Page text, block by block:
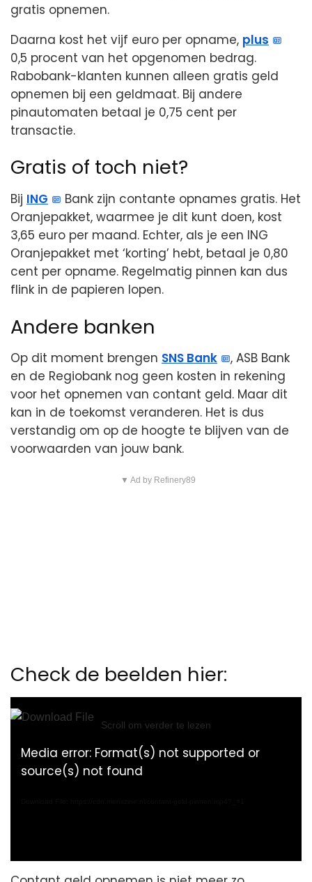
gratis opnemen.
Daarna kost het vijf euro per opname, plus
0,5 procent van het opgenomen bedrag.
Rabobank-klanten kunnen alleen gratis geld
opnemen bij een geldmaat. Bij andere
pinautomaten betaal je 0,75 cent per
transactie.
Gratis of toch niet?
Bij ING
Bank zijn contante opnames gratis. Het
Oranjepakket, waarmee je dit kunt doen, kost
3,65 euro per maand. Echter, als je een ING
Oranjepakket met ‘korting’ hebt, betaal je 0,80
cent per opname. Regelmatig pinnen kan dus
flink in de papieren lopen.
Andere banken
Op dit moment brengen SNS Bank
, ASB Bank
en de Regiobank nog geen kosten in rekening
voor het opnemen van contant geld. Maar dit
kan in de toekomst veranderen. Het is dus
verstandig om op de hoogte te blijven van de
voorwaarden van jouw bank.
▼ Ad by Refinery89
Check de beelden hier:
Video
Player
Scroll om verder te lezen
Media error: Format(s) not supported or
source(s) not found